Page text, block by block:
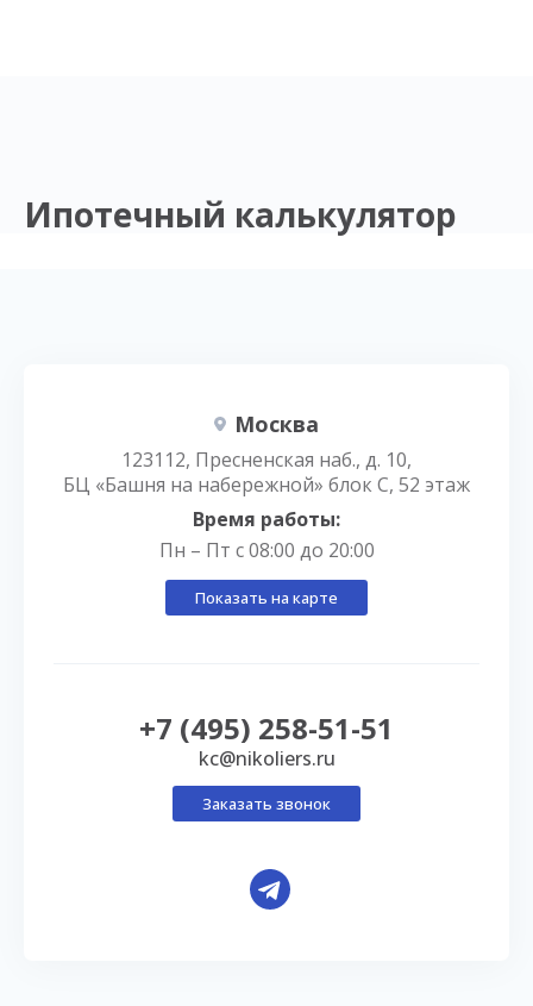
Ипотечный калькулятор
Москва
123112, Пресненская наб., д. 10,
БЦ «Башня на набережной» блок С, 52 этаж
Время работы:
Пн – Пт с 08:00 до 20:00
Показать на карте
+7 (495) 258-51-51
kc@nikoliers.ru
Заказать звонок